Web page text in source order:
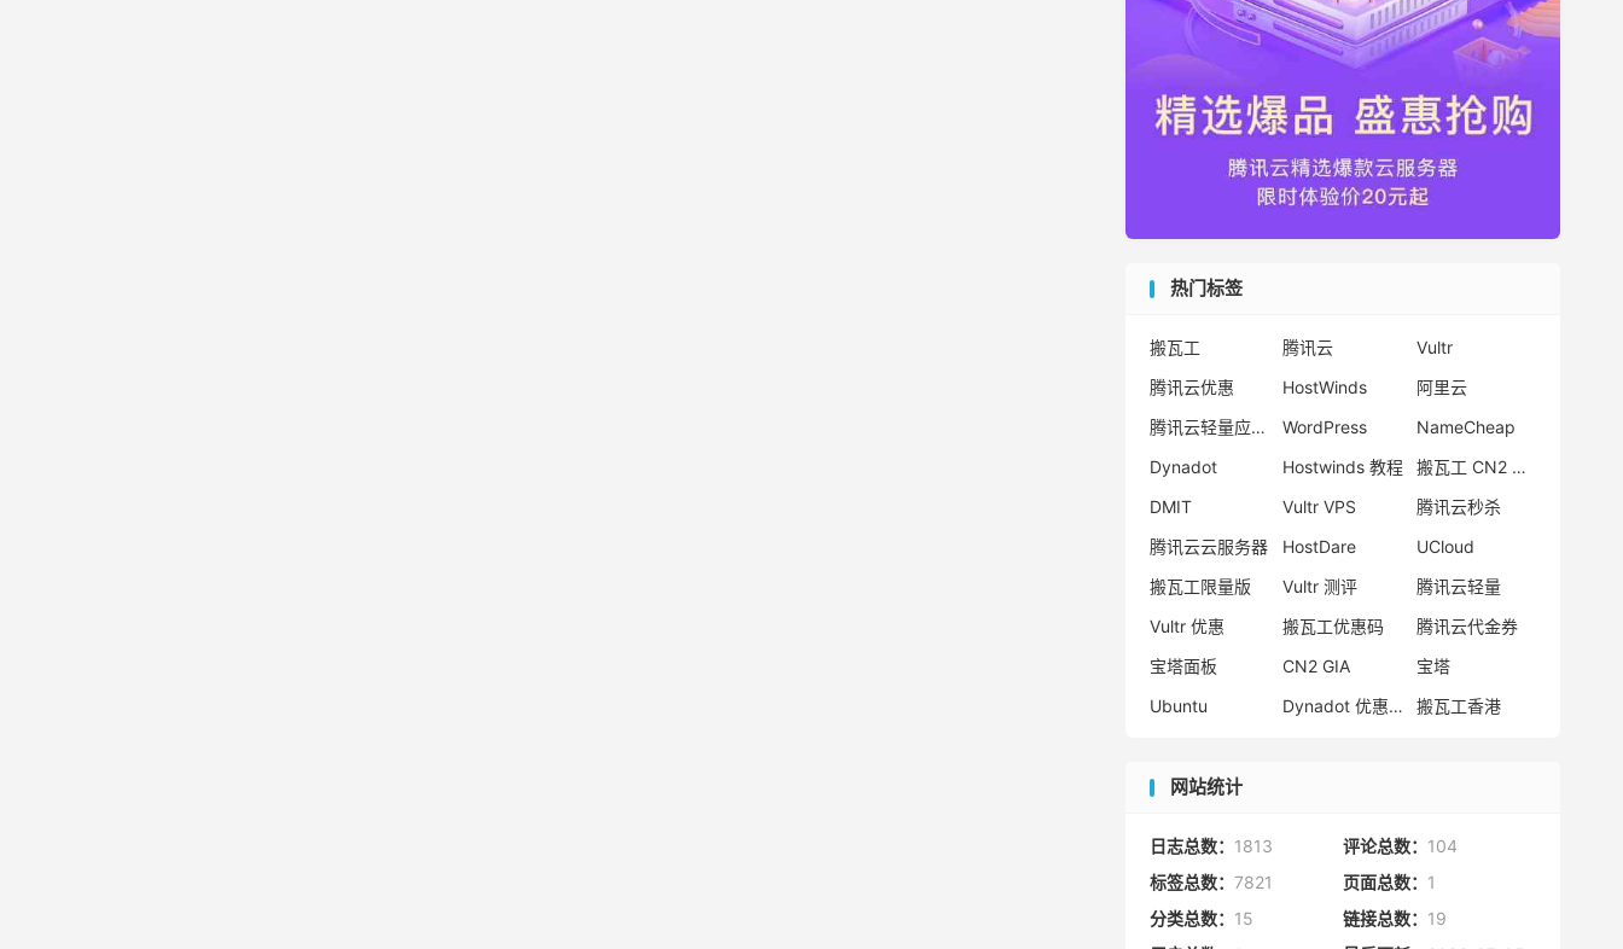
热门标签
搬瓦工 腾讯云
Vultr
腾讯云优惠
HostWinds
阿里云
腾讯云轻量应用服务器
WordPress
NameCheap
Dynadot
Hostwinds 教程
搬瓦工 CN2 GIA
DMIT
Vultr VPS
腾讯云秒杀
腾讯云云服务器
HostDare
UCloud
搬瓦工限量版
Vultr 测评
腾讯云轻量
Vultr 优惠
搬瓦工优惠码
腾讯云代金券
宝塔面板
CN2 GIA
宝塔
Ubuntu
Dynadot 优惠码 搬瓦工香港
网站统计
日志总数： 1813 评论总数： 104
标签总数： 7821 页面总数： 1
分类总数： 15 链接总数： 19